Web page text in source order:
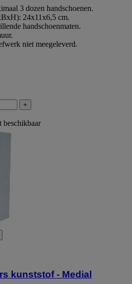
3 dozen handschoenen.
24x11x6,5 cm.
handschoenmaten.
niet meegeleverd.
+
beschikbaar
kunststof - Medial